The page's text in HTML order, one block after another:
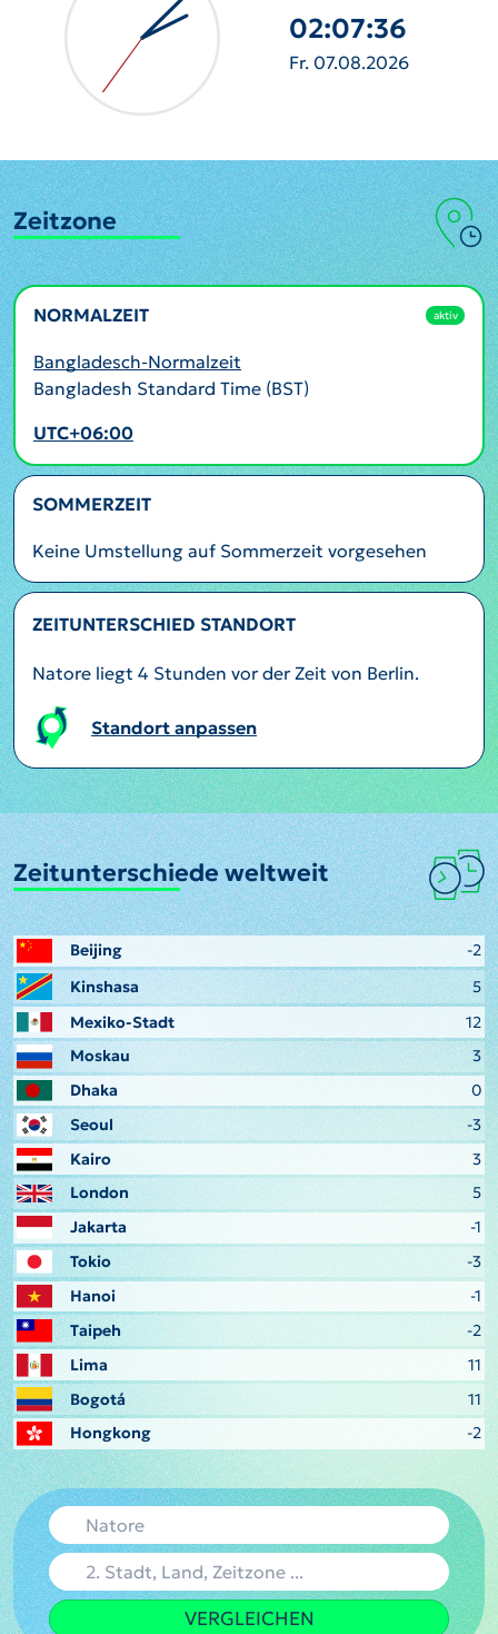
02:07:37
Fr. 07.08.2026
Zeitzone
NORMALZEIT aktiv
Bangladesch-Normalzeit
Bangladesh Standard Time (BST)
UTC+06:00
SOMMERZEIT
Keine Umstellung auf Sommerzeit vorgesehen
ZEITUNTERSCHIED STANDORT
Natore liegt 4 Stunden vor der Zeit von Berlin.
Standort anpassen
Zeitunterschiede weltweit
Beijing
-2
Kinshasa
5
Mexiko-Stadt
12
Moskau
3
Dhaka
0
Seoul
-3
Kairo
3
London
5
Jakarta
-1
Tokio
-3
Hanoi
-1
Taipeh
-2
Lima
11
Bogotá
11
Hongkong
-2
VERGLEICHEN